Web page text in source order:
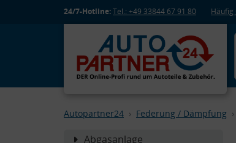
24/7-Hotline:Tel.: +49 33844 67 91 80 Häufig
Autopartner24 Federung / Dämpfung
Abgasanlage